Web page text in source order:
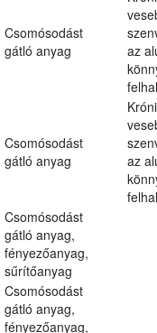
Csomósodást
gátló anyag
az
Csomósodást
gátló anyag
az
Csomósodást
gátló anyag,
fényezőanyag,
sűrítőanyag
Csomósodást
gátló anyag,
fényezőanyag,